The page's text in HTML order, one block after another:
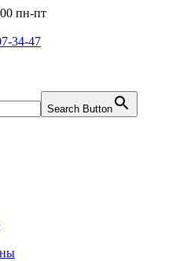
пн-пт
34-47
Search Button